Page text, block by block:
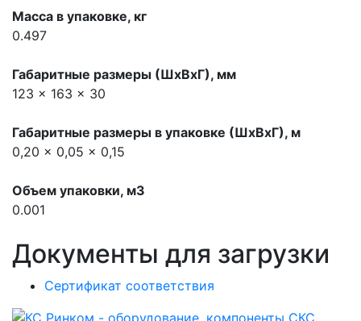
Масса в упаковке, кг
0.497
Габаритные размеры (ШхВхГ), мм
123 x 163 x 30
Габаритные размеры в упаковке (ШхВхГ), м
0,20 x 0,05 x 0,15
Объем упаковки, м3
0.001
Документы для загрузки
Сертификат соответствия